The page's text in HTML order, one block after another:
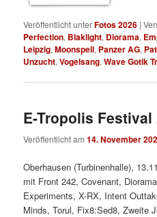
Veröffentlicht unterFotos 2026 |
Perfection, Blaklight, Diorama,
Leipzig,Moonspell, Panzer AG,
Unzucht,Vogelsang,Wave Gotik
E-Tropolis Festival
Veröffentlicht am14. November
Oberhausen (Turbinenhalle),
mit Front 242, Covenant,
Experiments, X-RX, Intent
Minds, Torul, Fix8:Sed8, Zweite